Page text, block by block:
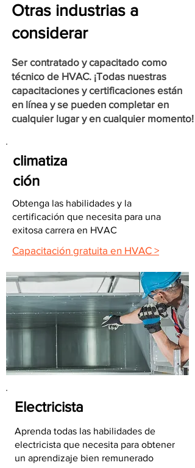
Otras industrias a
considerar
Ser contratado y capacitado como
técnico de HVAC. ¡Todas nuestras
capacitaciones y certificaciones están
en línea y se pueden completar en
cualquier lugar y en cualquier momento!
climatiza
ción
Obtenga las habilidades y la
certificación que necesita para una
exitosa carrera en HVAC
Capacitación gratuita en HVAC >
Electricista
Aprenda todas las habilidades de
electricista que necesita para obtener
un aprendizaje bien remunerado